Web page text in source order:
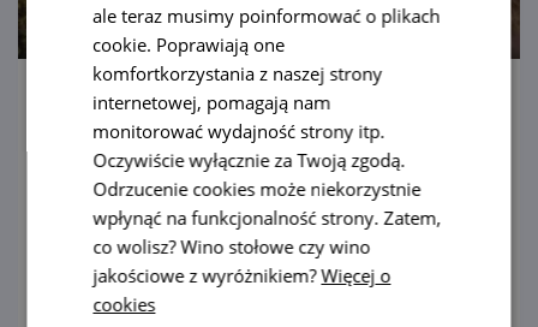
Pałac Vranov nad Dyjí
Pałac we Vranovie to znamienity przykład
świeckiego baroku. To między innymi
dlatego pokochali go filmowcy.
pokaż
ale teraz musimy poinformować o plikach
cookie. Poprawiają one
komfortkorzystania z naszej strony
internetowej, pomagają nam
monitorować wydajność strony itp.
Oczywiście wyłącznie za Twoją zgodą.
Odrzucenie cookies może niekorzystnie
wpłynąć na funkcjonalność strony. Zatem,
co wolisz? Wino stołowe czy wino
jakościowe z wyróżnikiem?Więcej o
cookies